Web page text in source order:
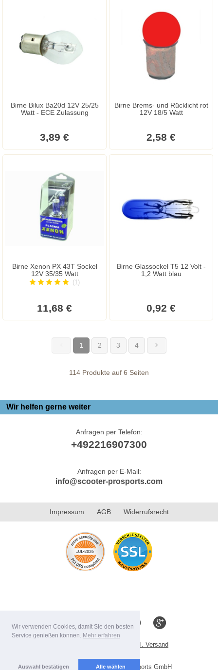
Wir verwenden Cookies, damit Sie den besten
Service genießen können. Mehr erfahren
Auswahl bestätigen Alle wählen
Birne Bilux Ba20d 12V 25/25
Watt - ECE Zulassung
3,89 €
Birne Brems- und Rücklicht rot
12V 18/5 Watt
2,58 €
Birne Xenon PX 43T Sockel
12V 35/35 Watt
(1)
11,68 €
Birne Glassockel T5 12 Volt -
1,2 Watt blau
0,92 €
1 (current)
2 3 4
114 Produkte auf 6 Seiten
Wir helfen gerne weiter
Anfragen per Telefon:
+492216907300
Anfragen per E-Mail:
info@scooter-prosports.com
Impressum AGB Widerrufsrecht
Alle Preise inkl. MwSt. evtl. zzgl. Versand
Copyright 2026 by Scooter-ProSports GmbH